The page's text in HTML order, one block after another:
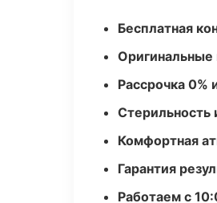
Бесплатная
Рассрочка 0%
Стерильность
Комфортная
Гарантия
Работаем с